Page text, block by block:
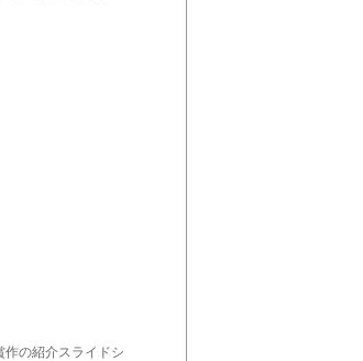
作の紹介スライドシ